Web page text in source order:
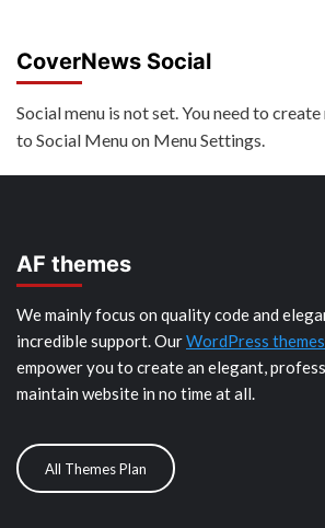
CoverNews Social
Social menu is not set. You need to
to Social Menu on Menu Settings.
AF themes
We mainly focus on quality code and
incredible support. OurWordPress
empower you to create an elegant,
maintain website in no time at all.
All Themes Plan